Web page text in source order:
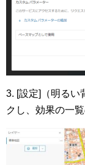
3. [設定]（明るい
クし、効果の一